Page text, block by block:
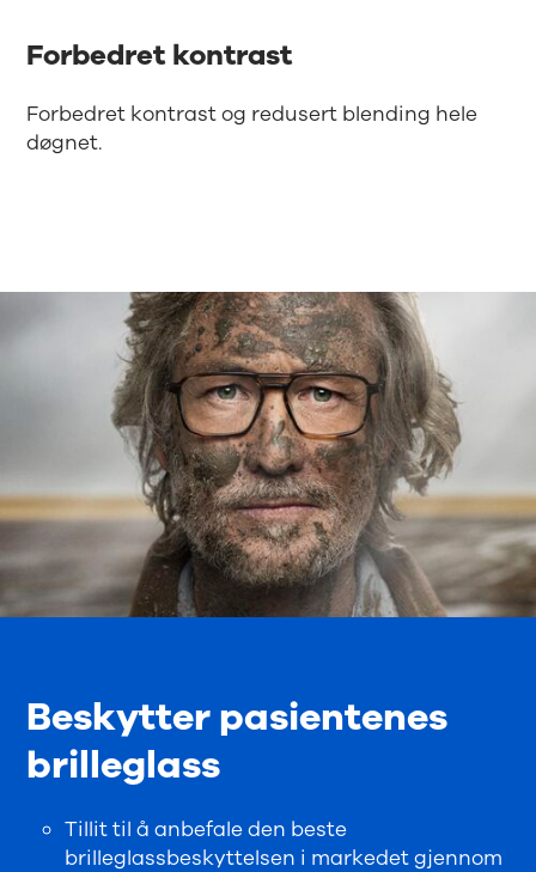
Forbedret kontrast
Forbedret kontrast og redusert blending hele
døgnet.
Beskytter pasientenes
brilleglass
Tillit til å anbefale den beste
brilleglassbeskyttelsen i markedet gjennom